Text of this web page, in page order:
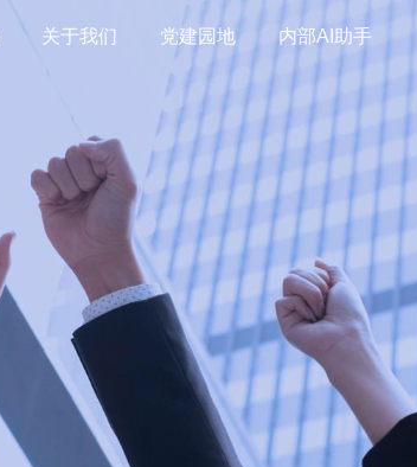
关于我们 党建园地 内部AI助手